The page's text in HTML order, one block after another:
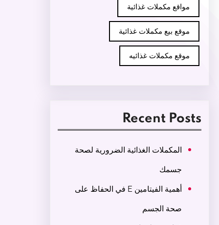
مواقع مكملات غذائية
موقع بيع مكملات غذائية
موقع مكملات غذائيه
Recent Posts
المكملات الغذائية الضرورية لصحة
جسمك
أهمية الفيتامين E في الحفاظ على
صحة الجسم